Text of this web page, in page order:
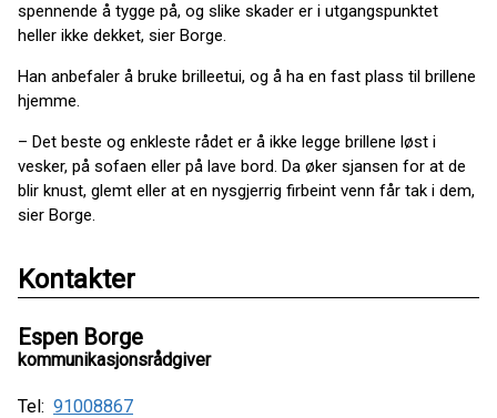
spennende å tygge på, og slike skader er i utgangspunktet
heller ikke dekket, sier Borge.
Han anbefaler å bruke brilleetui, og å ha en fast plass til brillene
hjemme.
– Det beste og enkleste rådet er å ikke legge brillene løst i
vesker, på sofaen eller på lave bord. Da øker sjansen for at de
blir knust, glemt eller at en nysgjerrig firbeint venn får tak i dem,
sier Borge.
Kontakter
Espen Borge
kommunikasjonsrådgiver
Tel: 91008867